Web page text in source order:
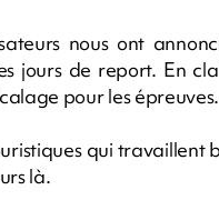
nous ont
jours de report. En
pour les épreuves.
qui travaillent
là.